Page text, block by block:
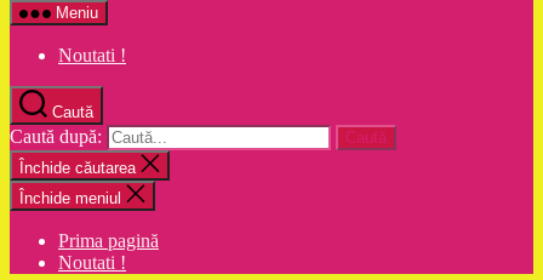
Meniu
Noutati !
Caută
Caută după:
Închide căutarea
Închide meniul
Prima pagină
Noutati !